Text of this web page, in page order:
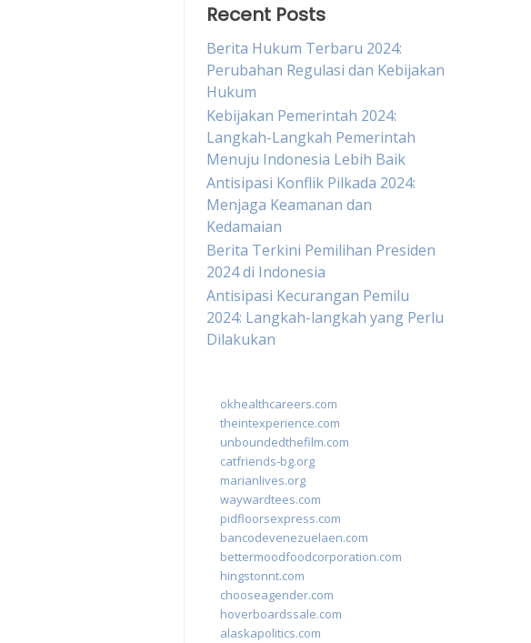
Recent Posts
Berita Hukum Terbaru 2024:
Perubahan Regulasi dan Kebijakan
Hukum
Kebijakan Pemerintah 2024:
Langkah-Langkah Pemerintah
Menuju Indonesia Lebih Baik
Antisipasi Konflik Pilkada 2024:
Menjaga Keamanan dan
Kedamaian
Berita Terkini Pemilihan Presiden
2024 di Indonesia
Antisipasi Kecurangan Pemilu
2024: Langkah-langkah yang Perlu
Dilakukan
okhealthcareers.com
theintexperience.com
unboundedthefilm.com
catfriends-bg.org
marianlives.org
waywardtees.com
pidfloorsexpress.com
bancodevenezuelaen.com
bettermoodfoodcorporation.com
hingstonnt.com
chooseagender.com
hoverboardssale.com
alaskapolitics.com